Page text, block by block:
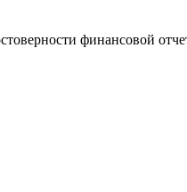
финансовой